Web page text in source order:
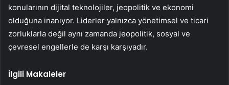
konularının dijital teknolojiler, jeopolitik ve ekonomi
olduğuna inanıyor. Liderler yalnızca yönetimsel ve ticari
zorluklarla değil aynı zamanda jeopolitik, sosyal ve
çevresel engellerle de karşı karşıyadır.
İlgili Makaleler